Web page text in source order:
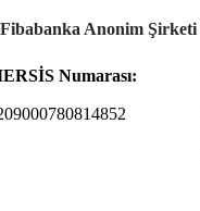
Fibabanka Anonim Şirketi
Numarası: